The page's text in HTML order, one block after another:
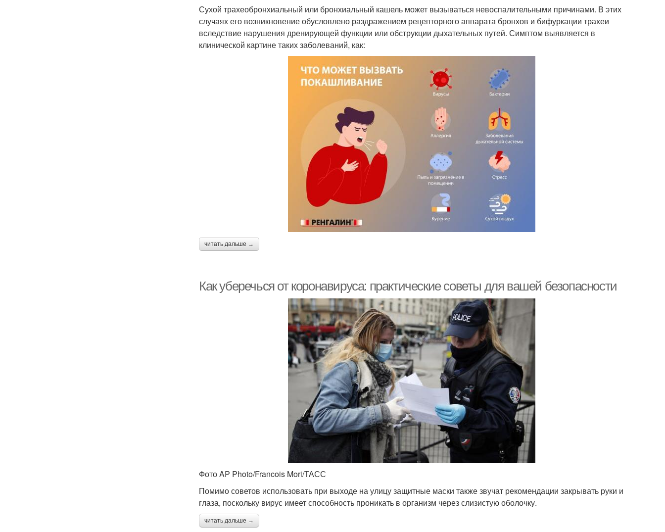
Сухой трахеобронхиальный или бронхиальный кашель может вызываться невоспалительными причинами. В этих
случаях его возникновение обусловлено раздражением рецепторного аппарата бронхов и бифуркации трахеи
вследствие нарушения дренирующей функции или обструкции дыхательных путей. Симптом выявляется в
клинической картине таких заболеваний, как:
читать дальше →
Как уберечься от коронавируса: практические советы для вашей безопасности
Фото AP Photo/Francois Mori/ТАСС
Помимо советов использовать при выходе на улицу защитные маски также звучат рекомендации закрывать руки и
глаза, поскольку вирус имеет способность проникать в организм через слизистую оболочку.
читать дальше →